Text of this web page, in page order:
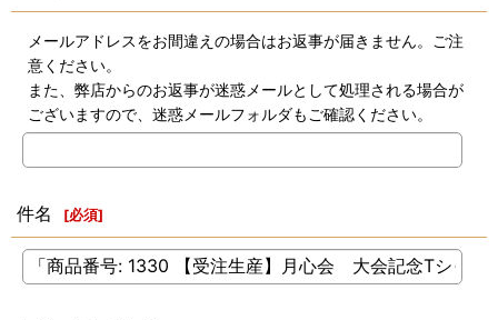
メールアドレスをお間違えの場合はお返事が届きません。ご注
意ください。
また、弊店からのお返事が迷惑メールとして処理される場合が
ございますので、迷惑メールフォルダもご確認ください。
件名 [必須]